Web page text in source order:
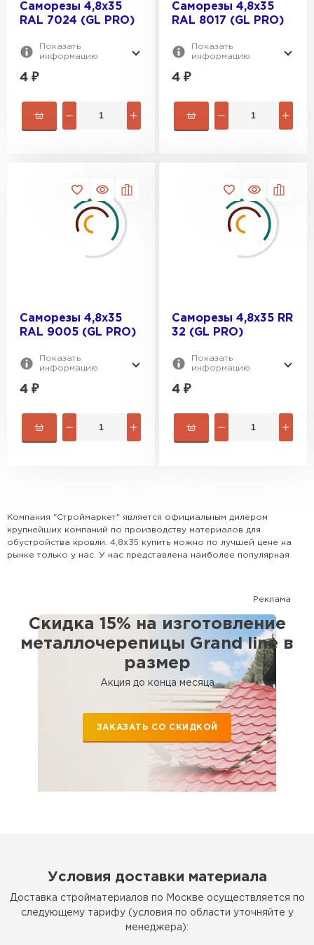
Саморезы 4,8х35
RAL 7024 (GL PRO)
Показать
информацию
4 ₽
Саморезы 4,8х35
RAL 8017 (GL PRO)
Показать
информацию
4 ₽
Саморезы 4,8х35
RAL 9005 (GL PRO)
Показать
информацию
4 ₽
Саморезы 4,8х35 RR
32 (GL PRO)
Показать
информацию
4 ₽
Компания "Строймаркет" является официальным дилером
крупнейших компаний по производству материалов для
обустройства кровли. 4,8х35 купить можно по лучшей цене на
рынке только у нас. У нас представлена наиболее популярная
Реклама
Скидка 15% на изготовление
металлочерепицы Grand line в
размер
Акция до конца месяца
ЗАКАЗАТЬ СО СКИДКОЙ
Условия доставки материала
Доставка стройматериалов по Москве осуществляется по
следующему тарифу (условия по области уточняйте у
менеджера):
Штакетник
ПЕРЕЙТИ
ПЕРЕЙТИ